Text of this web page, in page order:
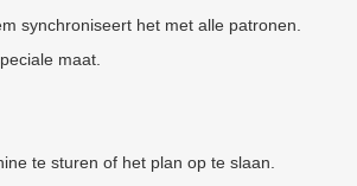
synchroniseert het met alle patronen.
maat.
te sturen of het plan op te slaan.